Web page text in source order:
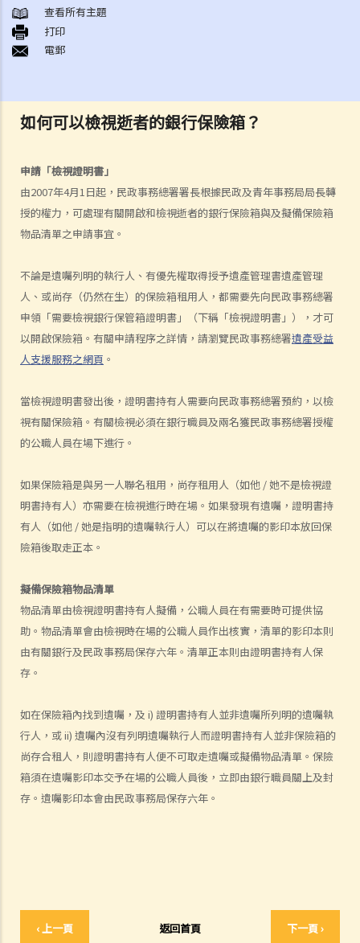
如何可以檢視逝者的銀行保險箱？
申請「檢視證明書」
由2007年4月1日起，民政事務總署署長根據民政及青年事務局局長轉
授的權力，可處理有關開啟和檢視逝者的銀行保險箱與及擬備保險箱
物品清單之申請事宜。
不論是遺囑列明的執行人、有優先權取得授予遺產管理書遺產管理
人、或尚存（仍然在生）的保險箱租用人，都需要先向民政事務總署
申領「需要檢視銀行保管箱證明書」（下稱「檢視證明書」），才可
以開啟保險箱。有關申請程序之詳情，請瀏覽民政事務總署遺產受益
人支援服務之網頁 。
當檢視證明書發出後，證明書持有人需要向民政事務總署預約，以檢
視有關保險箱。有關檢視必須在銀行職員及兩名獲民政事務總署授權
的公職人員在場下進行。
如果保險箱是與另一人聯名租用，尚存租用人（如他 / 她不是檢視證
明書持有人）亦需要在檢視進行時在場。如果發現有遺囑，證明書持
有人（如他 / 她是指明的遺囑執行人）可以在將遺囑的影印本放回保
險箱後取走正本。
擬備保險箱物品清單
物品清單由檢視證明書持有人擬備，公職人員在有需要時可提供協
助。物品清單會由檢視時在場的公職人員作出核實，清單的影印本則
由有關銀行及民政事務局保存六年。清單正本則由證明書持有人保
存。
如在保險箱內找到遺囑，及 i) 證明書持有人並非遺囑所列明的遺囑執
行人，或 ii) 遺囑內沒有列明遺囑執行人而證明書持有人並非保險箱的
尚存合租人，則證明書持有人便不可取走遺囑或擬備物品清單。保險
箱須在遺囑影印本交予在場的公職人員後，立即由銀行職員關上及封
存。遺囑影印本會由民政事務局保存六年。
‹ 上一頁 返回首頁 下一頁 ›
A. 火葬
B. 骨灰安置所（靈灰安置所）
C. 土葬
E. 骨灰撒海
F. 遺體／骨殖／骨灰出入香港
傷者本人
何謂「人身傷害」？
我受傷後，何時可提出申索？
如何就人身傷害提出申索？
1. 申索信（原告人）及建設性的答覆（被告人）
2. 傳訊令狀
3. 申索陳述書
4. 損害賠償陳述書
6. 證明書（收費安排）
7. 屬實申述
8. 委託專家擬備報告的守則
10. 案件管理會議
11. 審訊前的覆核
就人身傷害提出申索，是否存在時限？
就人身傷害提出申索，會取得多少賠償？
涉及非致命意外的申索
若我因人身傷害提出申索，可否申請法律援助？
法律援助
法律援助輔助計劃
香港律師會大埔火災緊急免費法律諮詢熱線
逝者家屬
我的家人在意外中身亡。我可否代表死者展開人身傷亡訴訟？在控告犯
錯的一方之前，我需要依循甚麼程序？
損害賠償陳述書
賠償責任
查看所有主題
打印
電郵